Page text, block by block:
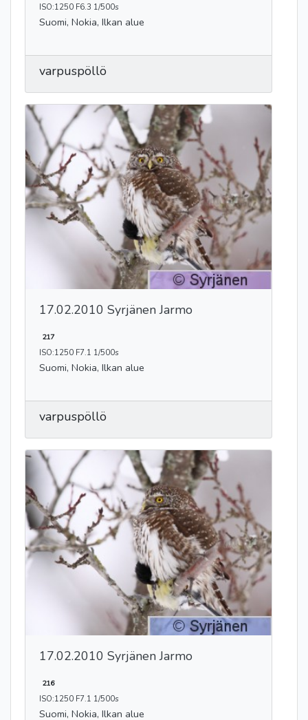
ISO:1250 F6.3 1/500s
Suomi, Nokia, Ilkan alue
varpuspöllö
17.02.2010 Syrjänen Jarmo
217
ISO:1250 F7.1 1/500s
Suomi, Nokia, Ilkan alue
varpuspöllö
17.02.2010 Syrjänen Jarmo
216
ISO:1250 F7.1 1/500s
Suomi, Nokia, Ilkan alue